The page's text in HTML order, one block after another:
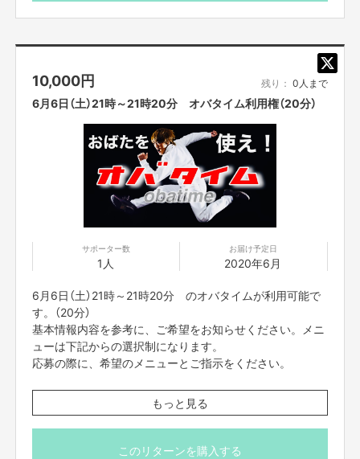
・お歌のお兄さん
ます。もちろん一緒に歌いましょう！）
・おばたのお兄さんに相談したい。
（取り扱い説明書の通り、様々な体験をしてきました！そ
んな、おばたのお兄さんがあなたの悩みの相談に応えま
＊事前にzoomのダウンロードをお願いいたします。当日
は、ネット環境の良い場所にいてください。
zoomのアドレスですが、前々日中にはお送りをさせて
頂きます。
また、プロジェクト本文の末尾に記載されている【ご支
援にあたってのご注意事項】を必ずご一読ください。
10,000円 残り： 0人まで
6月6日（土）21時～21時20分 オバタイム利用権（20分）
サポーター数
1人
お届け予定日
2020年6月
6月6日（土）21時～21時20分 のオバタイムが利用可能で
す。（20分）
基本情報内容を参考に、ご希望をお知らせください。メニ
ューは下記からの選択制になります。
応募の際に、希望のメニューとご指示をください。
【メニュー】
・カスタムものまねショー
（あなたがやってほしいものまねを組み合わせてものまね
ショーをします。）
もっと見る
このリターンを購入する